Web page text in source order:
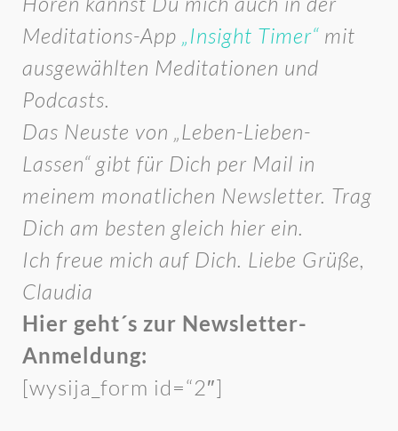
Meditations-App „Insight Timer“ mit
ausgewählten Meditationen und
Podcasts.
Das Neuste von „Leben-Lieben-
Lassen“ gibt für Dich per Mail in
meinem monatlichen Newsletter. Trag
Dich am besten gleich hier ein.
Ich freue mich auf Dich. Liebe Grüße,
Claudia
Hier geht´s zur Newsletter-
Anmeldung:
[wysija_form id=“2″]